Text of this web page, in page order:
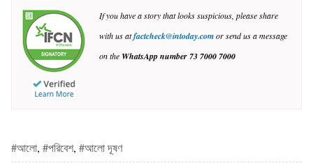
If you have a story that looks suspicious, please share
with us atfactcheck@intoday.comor send us a message
on the WhatsApp number73 7000 7000
#আলো,#পরিবেশ,#আলো দূষণ